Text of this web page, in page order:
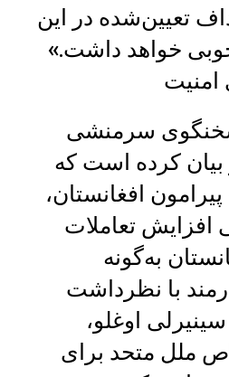
تعیین‌شده در این
خواهد داشت.»
امنیت
سرمنشی
بیان کرده است که
افغانستان،
افزایش تعاملات
به‌گونه
با نظرداشت
اوغلو،
ملل متحد برای